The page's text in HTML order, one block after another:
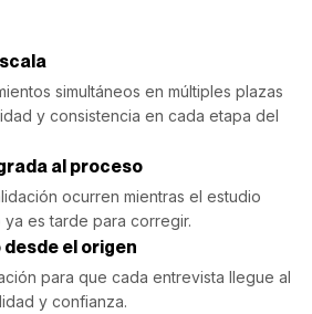
simultáneos en múltiples plazas
y consistencia en cada etapa del
al proceso
ocurren mientras el estudio
es tarde para corregir.
el origen
para que cada entrevista llegue al
y confianza.